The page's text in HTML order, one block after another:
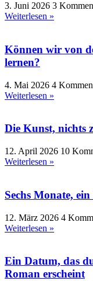
3. Juni 2026 3
Weiterlesen »
Können wir von
lernen?
4. Mai 2026 4
Weiterlesen »
Die Kunst, nichts
12. April 2026 10
Weiterlesen »
Sechs Monate,
12. März 2026 4
Weiterlesen »
Ein Datum, das
Roman erscheint